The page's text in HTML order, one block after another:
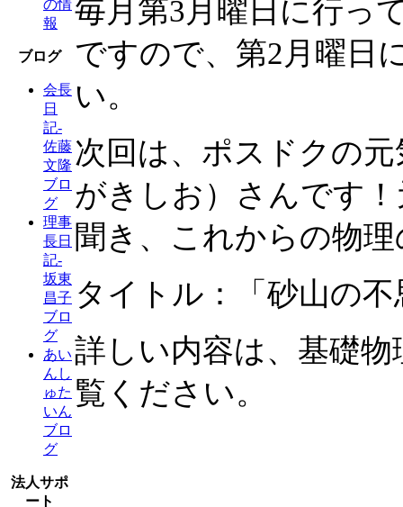
の情
報
ブログ
会長
日
記-
佐藤
文隆
ブロ
グ
理事
長日
記-
坂東
昌子
ブロ
グ
あい
んし
ゅた
いん
ブロ
グ
法人サポ
ート
毎月第3月曜日に行っ
ですので、第2月曜日
い。
次回は、ポスドクの
がきしお）さんです
聞き、これからの物
タイトル：「砂山の
詳しい内容は、基礎
覧ください。